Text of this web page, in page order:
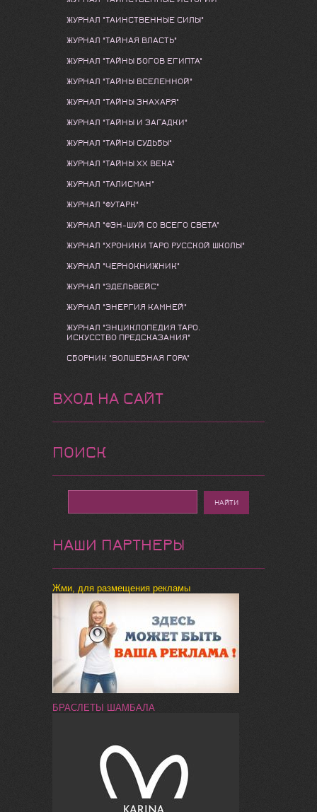
ЖУРНАЛ "ТАИНСТВЕННЫЕ СИЛЫ"
ЖУРНАЛ "ТАЙНАЯ ВЛАСТЬ"
ЖУРНАЛ "ТАЙНЫ БОГОВ ЕГИПТА"
ЖУРНАЛ "ТАЙНЫ ВСЕЛЕННОЙ"
ЖУРНАЛ "ТАЙНЫ ЗНАХАРЯ"
ЖУРНАЛ "ТАЙНЫ И ЗАГАДКИ"
ЖУРНАЛ "ТАЙНЫ СУДЬБЫ"
ЖУРНАЛ "ТАЙНЫ ХХ ВЕКА"
ЖУРНАЛ "ТАЛИСМАН"
ЖУРНАЛ "ФУТАРК"
ЖУРНАЛ "ФЭН-ШУЙ СО ВСЕГО СВЕТА"
ЖУРНАЛ "ХРОНИКИ ТАРО РУССКОЙ ШКОЛЫ"
ЖУРНАЛ "ЧЕРНОКНИЖНИК"
ЖУРНАЛ "ЭДЕЛЬВЕЙС"
ЖУРНАЛ "ЭНЕРГИЯ КАМНЕЙ"
ЖУРНАЛ "ЭНЦИКЛОПЕДИЯ ТАРО.
ИСКУССТВО ПРЕДСКАЗАНИЯ"
СБОРНИК "ВОЛШЕБНАЯ ГОРА"
ВХОД НА САЙТ
ПОИСК
НАШИ ПАРТНЕРЫ
Жми, для размещения рекламы
БРАСЛЕТЫ ШАМБАЛА